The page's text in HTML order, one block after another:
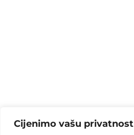
Cijenimo vašu privatnost